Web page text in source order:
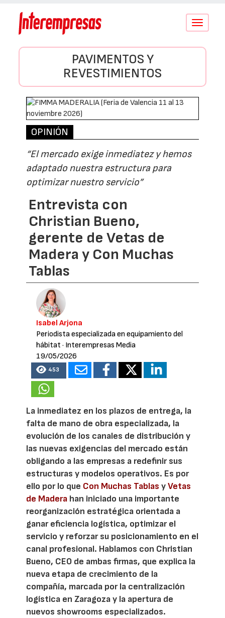
Conmutar
PAVIMENTOS Y
REVESTIMIENTOS
OPINIÓN
“El mercado exige inmediatez y hemos
adaptado nuestra estructura para
optimizar nuestro servicio”
Entrevista con
Christian Bueno,
gerente de Vetas de
Madera y Con Muchas
Tablas
Isabel Arjona
Periodista especializada en equipamiento del
hábitat · Interempresas Media
19/05/2026
453
La inmediatez en los plazos de entrega, la
falta de mano de obra especializada, la
evolución de los canales de distribución y
las nuevas exigencias del mercado están
obligando a las empresas a redefinir sus
estructuras y modelos operativos. Es por
ello por lo que Con Muchas Tablas yVetas
de Madera han iniciado una importante
reorganización estratégica orientada a
ganar eficiencia logística, optimizar el
servicio y reforzar su posicionamiento en el
canal profesional. Hablamos con Christian
Bueno, CEO de ambas firmas, que explica la
nueva etapa de crecimiento de la
compañía, marcada por la centralización
logística en Zaragoza y la apertura de
nuevos showrooms especializados.